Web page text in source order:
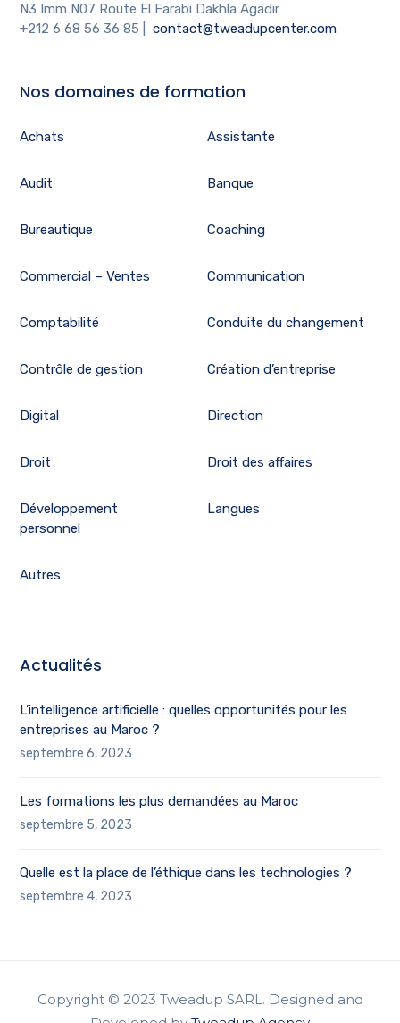
N3 Imm N07 Route El Farabi Dakhla Agadir
+212 6 68 56 36 85
|contact@tweadupcenter.com
Nos domaines de formation
Achats Assistante
Audit Banque
Bureautique Coaching
Commercial – Ventes Communication
Comptabilité Conduite du changement
Contrôle de gestion Création d’entreprise
Digital Direction
Droit Droit des affaires
Développement
personnel
Langues
Autres
Actualités
L’intelligence artificielle : quelles opportunités pour les
entreprises au Maroc ?
septembre 6, 2023
Les formations les plus demandées au Maroc
septembre 5, 2023
Quelle est la place de l’éthique dans les technologies ?
septembre 4, 2023
Copyright © 2023 Tweadup SARL. Designed and